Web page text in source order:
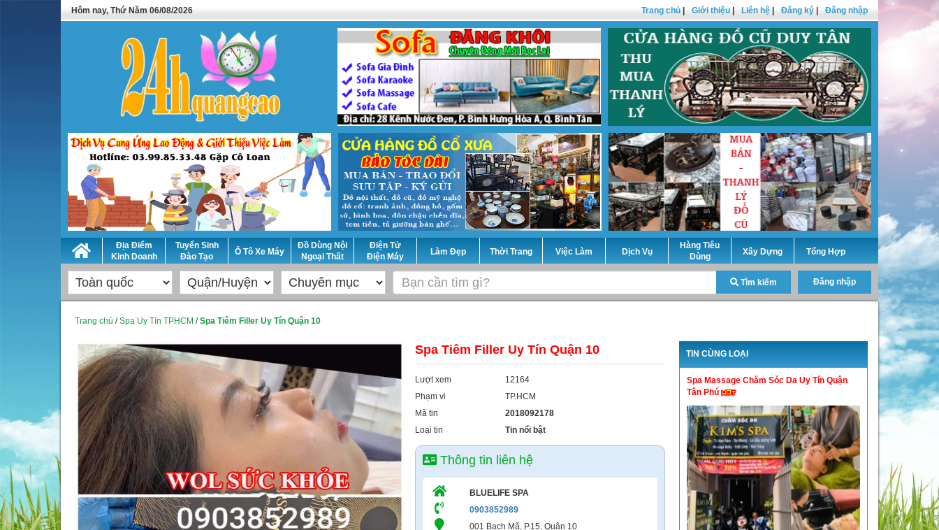
Hôm nay, Thứ Năm 06/08/2026 Trang chủ Giới thiệu Liên hệ Đăng ký Đăng nhập
Địa Điểm
Kinh Doanh
Tuyển Sinh
Đào Tạo
Ô Tô Xe Máy
Đồ Dùng Nội
Ngoại Thất
Điện Tử
Điện Máy
Làm Đẹp Thời Trang Việc Làm Dịch Vụ
Hàng Tiêu
Dùng
Xây Dựng Tổng Hợp
Tìm kiếm Đăng nhập
Trang chủ /Spa Uy Tín TPHCM /Spa Tiêm Filler Uy Tín Quận 10
Spa Tiêm Filler Uy Tín Quận 10
Lượt xem
12164
Phạm vi
TP.HCM
Mã tin
2018092178
Loại tin
Tin nổi bật
Thông tin liên hệ
BLUELIFE SPA
0903852989
001 Bạch Mã, P.15, Quận 10
TIN CÙNG LOẠI
Spa Massage Chăm Sóc Da Uy Tín Quận
Tân Phú